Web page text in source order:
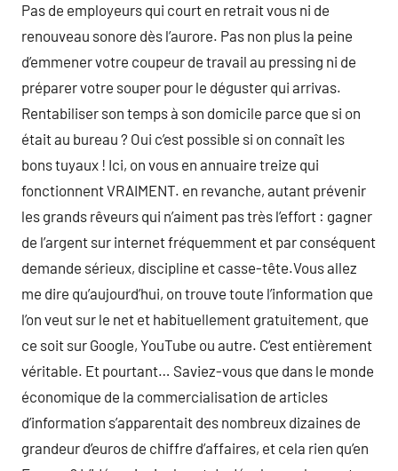
Pas de employeurs qui court en retrait vous ni de
renouveau sonore dès l’aurore. Pas non plus la peine
d’emmener votre coupeur de travail au pressing ni de
préparer votre souper pour le déguster qui arrivas.
Rentabiliser son temps à son domicile parce que si on
était au bureau ? Oui c’est possible si on connaît les
bons tuyaux ! Ici, on vous en annuaire treize qui
fonctionnent VRAIMENT. en revanche, autant prévenir
les grands rêveurs qui n’aiment pas très l’effort : gagner
de l’argent sur internet fréquemment et par conséquent
demande sérieux, discipline et casse-tête.Vous allez
me dire qu’aujourd’hui, on trouve toute l’information que
l’on veut sur le net et habituellement gratuitement, que
ce soit sur Google, YouTube ou autre. C’est entièrement
véritable. Et pourtant… Saviez-vous que dans le monde
économique de la commercialisation de articles
d’information s’apparentait des nombreux dizaines de
grandeur d’euros de chiffre d’affaires, et cela rien qu’en